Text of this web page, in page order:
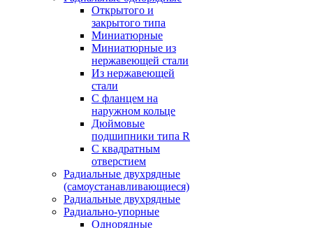
Открытого и
закрытого типа
Миниатюрные
Миниатюрные из
нержавеющей стали
Из нержавеющей
стали
С фланцем на
наружном кольце
Дюймовые
подшипники типа R
С квадратным
отверстием
Радиальные двухрядные
(самоустанавливающиеся)
Радиальные двухрядные
Радиально-упорные
Однорядные